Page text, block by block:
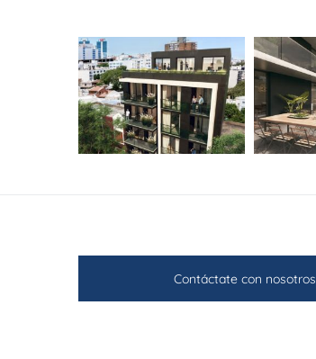
Contáctate con nosotros